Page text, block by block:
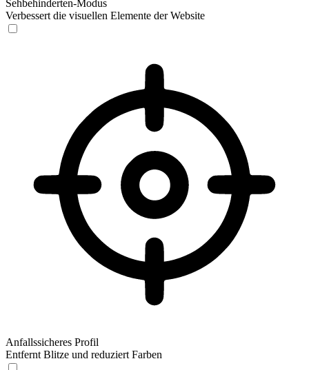
Sehbehinderten-Modus
Verbessert die visuellen Elemente der Website
Anfallssicheres Profil
Entfernt Blitze und reduziert Farben